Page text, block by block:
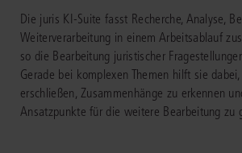
Die juris KI-Suite fasst Recherche, Analyse,
Weiterverarbeitung in einem Arbeitsablauf
so die Bearbeitung juristischer
Gerade bei komplexen Themen hilft sie
erschließen, Zusammenhänge zu erkennen
Ansatzpunkte für die weitere Bearbeitung zu